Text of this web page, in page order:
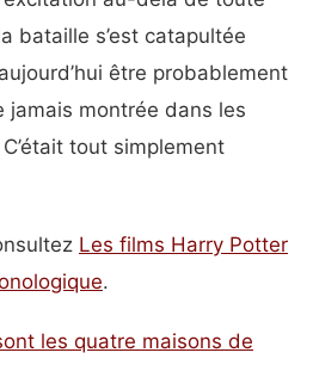
bataille s’est catapultée
être probablement
jamais montrée dans les
tout simplement
Les films Harry Potter
.
les quatre maisons de